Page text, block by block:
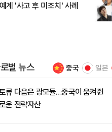
계 '사고 후 미조치' 사례
벌 뉴스 중국 일본
류 다음은 광모듈…중국이 움켜쥔
운 전략자산